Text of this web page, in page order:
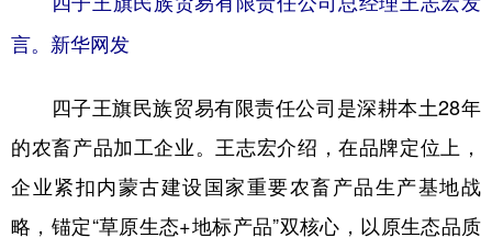
辽宁 吉林 上海 江苏
浙江
山东 河南 湖北 湖南
广东 广西 海南 重庆
四川 贵州 云南 西藏
陕西 甘肃 青海 宁夏
言。新华网发
四子王旗民族贸易有限责任公司是深耕本土28年
的农畜产品加工企业。王志宏介绍，在品牌定位上，
企业紧扣内蒙古建设国家重要农畜产品生产基地战
略，锚定“草原生态+地标产品”双核心，以原生态品质